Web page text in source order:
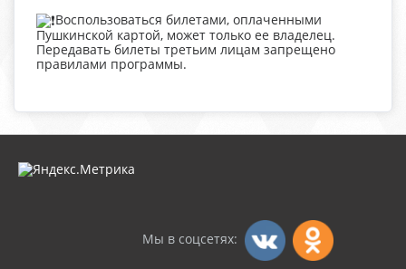
️Воспользоваться билетами, оплаченными
Пушкинской картой, может только ее владелец.
Передавать билеты третьим лицам запрещено
правилами программы.
Мы в соцсетях: